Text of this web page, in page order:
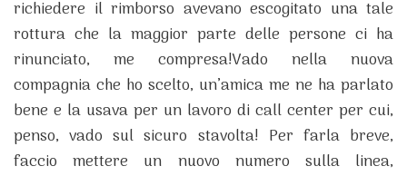
richiedere il rimborso avevano escogitato una tale
rottura che la maggior parte delle persone ci ha
rinunciato, me compresa!Vado nella nuova
compagnia che ho scelto, un’amica me ne ha parlato
bene e la usava per un lavoro di call center per cui,
penso, vado sul sicuro stavolta! Per farla breve,
faccio mettere un nuovo numero sulla linea,